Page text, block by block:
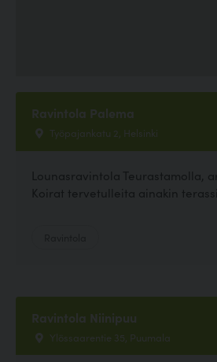
Ravintola Palema
Työpajankatu 2, Helsinki
Lounasravintola Teurastamolla,
Koirat tervetulleita ainakin
Ravintola Niinipuu
Ylössaarentie 35, Puumala